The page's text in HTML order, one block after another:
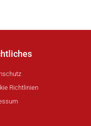
Richtlinien